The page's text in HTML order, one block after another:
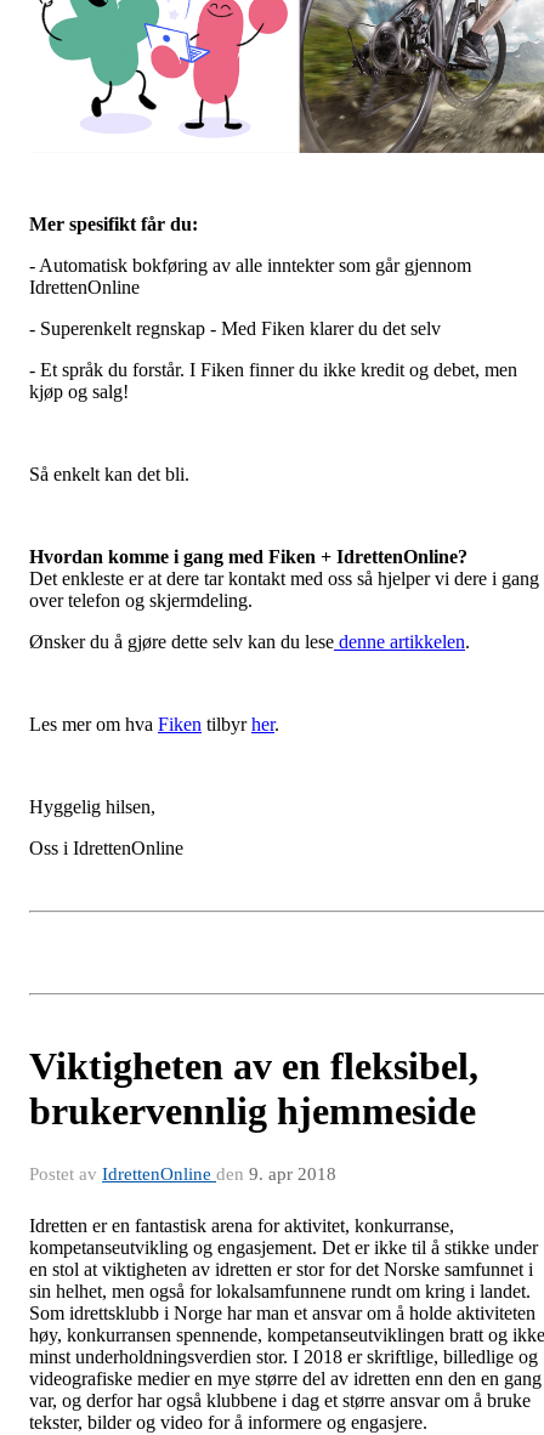
Mer spesifikt får du:
- Automatisk bokføring av alle inntekter som går gjennom
IdrettenOnline
- Superenkelt regnskap - Med Fiken klarer du det selv
- Et språk du forstår. I Fiken finner du ikke kredit og debet, men
kjøp og salg!
Så enkelt kan det bli.
Hvordan komme i gang med Fiken + IdrettenOnline?
Det enkleste er at dere tar kontakt med oss så hjelper vi dere i gang
over telefon og skjermdeling.
Ønsker du å gjøre dette selv kan du lese denne artikkelen.
Les mer om hva Fiken tilbyrher.
Hyggelig hilsen,
Oss i IdrettenOnline
Viktigheten av en fleksibel,
brukervennlig hjemmeside
Postet av IdrettenOnline den 9. apr 2018
Idretten er en fantastisk arena for aktivitet, konkurranse,
kompetanseutvikling og engasjement. Det er ikke til å stikke under
en stol at viktigheten av idretten er stor for det Norske samfunnet i
sin helhet, men også for lokalsamfunnene rundt om kring i landet.
Som idrettsklubb i Norge har man et ansvar om å holde aktiviteten
høy, konkurransen spennende, kompetanseutviklingen bratt og ikke
minst underholdningsverdien stor. I 2018 er skriftlige, billedlige og
videografiske medier en mye større del av idretten enn den en gang
var, og derfor har også klubbene i dag et større ansvar om å bruke
tekster, bilder og video for å informere og engasjere.